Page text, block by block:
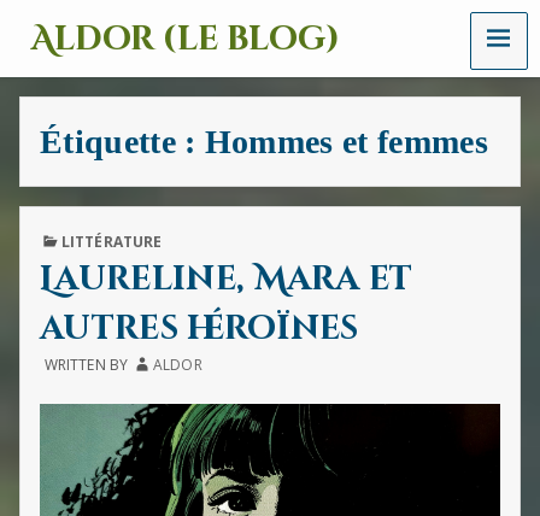
Aldor (le blog)
Un
site
avec
des
des
images
et
sons
MENU
Étiquette : Hommes et femmes
PUBLISHED
LITTÉRATURE
Laureline, Mara et
autres héroïnes
WRITTEN BY ALDOR